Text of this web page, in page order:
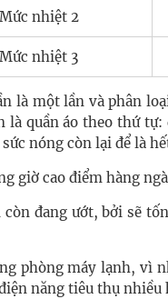
Mức nhiệt 2
Mức nhiệt 3
là một lần và phân
là quần áo theo thứ
nóng còn lại để là
giờ cao điểm hàng
còn đang ướt, bởi sẽ
phòng máy lạnh, vì
năng tiêu thụ nhiều